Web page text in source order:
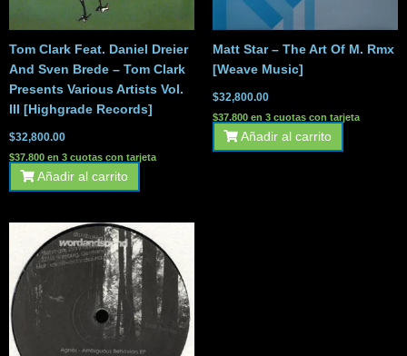
Tom Clark Feat. Daniel Dreier
And Sven Brede – Tom Clark
Presents Various Artists Vol.
III [Highgrade Records]
$32,800.00
$37.800 en 3 cuotas con tarjeta
Añadir al carrito
Matt Star – The Art Of M. Rmx
[Weave Music]
$32,800.00
$37.800 en 3 cuotas con tarjeta
Añadir al carrito